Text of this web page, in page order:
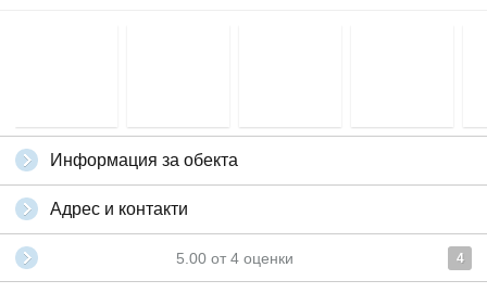
Информация за обекта
Адрес и контакти
5.00 от 4 оценки 4